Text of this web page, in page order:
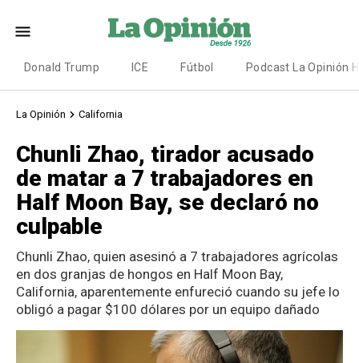
Donald Trump ICE Fútbol Podcast La Opinión
La Opinión California
Chunli Zhao, tirador acusado
de matar a 7 trabajadores en
Half Moon Bay, se declaró no
culpable
Chunli Zhao, quien asesinó a 7 trabajadores agrícolas
en dos granjas de hongos en Half Moon Bay,
California, aparentemente enfureció cuando su jefe lo
obligó a pagar $100 dólares por un equipo dañado